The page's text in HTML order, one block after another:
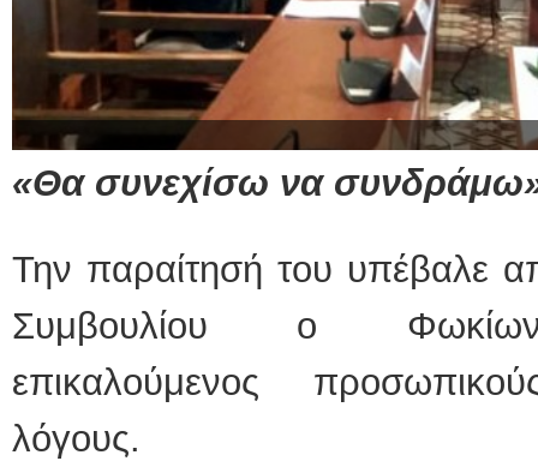
«Θα συνεχίσω να
Την παραίτησή του υπέβαλε
Συμβουλίου ο
επικαλούμενος
λόγους.